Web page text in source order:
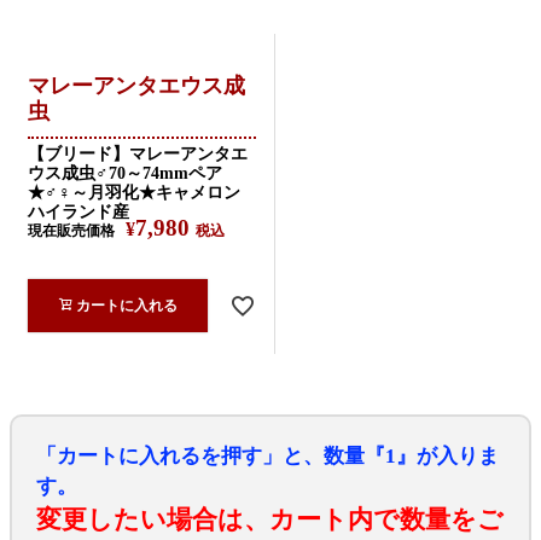
マレーアンタエウス成
虫
【ブリード】マレーアンタエ
ウス成虫♂70～74mmペア
★♂♀～月羽化★キャメロン
ハイランド産
現在販売価格 ¥7,980 税込
カートに入れる
「カートに入れるを押す」と、数量『1』が入りま
す。
変更したい場合は、カート内で数量をご